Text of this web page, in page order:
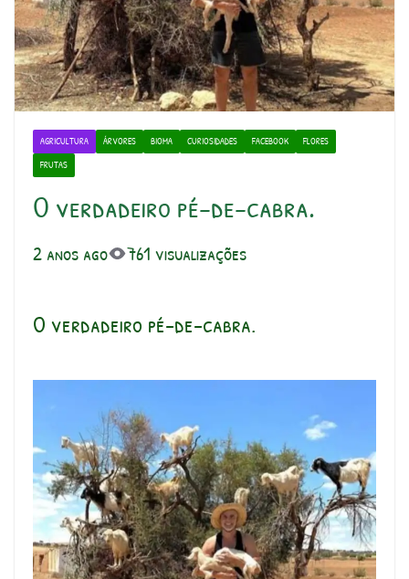
AGRICULTURA ÁRVORES BIOMA CURIOSIDADES FACEBOOK
FLORES
FRUTAS
O verdadeiro pé-de-cabra.
2 anos ago 761 visualizações
O verdadeiro pé-de-cabra.